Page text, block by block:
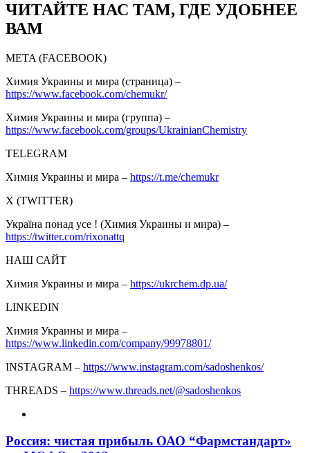
ЧИТАЙТЕ НАС ТАМ, ГДЕ УДОБНЕЕ
ВАМ
META (FACEBOOK)
Химия Украины и мира (страница) –
https://www.facebook.com/chemukr/
Химия Украины и мира (группа) –
https://www.facebook.com/groups/UkrainianChemistry
TELEGRAM
Химия Украины и мира – https://t.me/chemukr
Х (TWITTER)
Україна понад усе ! (Химия Украины и мира) –
https://twitter.com/rixonattq
НАШ САЙТ
Химия Украины и мира – https://ukrchem.dp.ua/
LINKEDIN
Химия Украины и мира –
https://www.linkedin.com/company/99978801/
INSTAGRAM – https://www.instagram.com/sadoshenkos/
THREADS – https://www.threads.net/@sadoshenkos
Россия: чистая прибыль ОАО “Фармстандарт»